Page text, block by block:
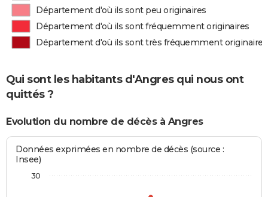
Département d'où ils sont peu originaires
Département d'où ils sont fréquemment originaires
Département d'où ils sont très fréquemment originaires
Qui sont les habitants d'Angres qui nous ont
quittés ?
Evolution du nombre de décès à Angres
Données exprimées en nombre de décès (source :
Insee)
30